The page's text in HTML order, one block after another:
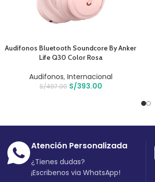
AÑADIR AL CARRITO
Audífonos Bluetooth Soundcore By Anker
Life Q30 Color Rosa
Audifonos, Internacional
S/497.00 S/393.00
Atención Personalizada
¿Tienes dudas?
¡Escribenos via WhatsApp!